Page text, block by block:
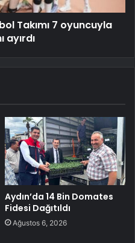
Takımı 7 oyuncuyla
ayırdı
Aydın’da 14 Bin Domates
Fidesi Dağıtıldı
Ağustos 6, 2026